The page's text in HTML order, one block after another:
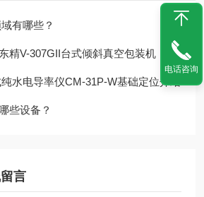
有哪些？
精V-307GII台式倾斜真空包装机
水电导率仪CM-31P-W基础定位介绍
些设备？
言
电话咨询